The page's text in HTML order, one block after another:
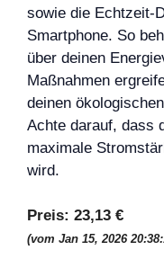
sowie die Echtzeit-
Smartphone. So
über deinen
Maßnahmen
deinen
Achte darauf, dass
maximale
wird.
Preis: 23,13 €
(vom Jan 15, 2026